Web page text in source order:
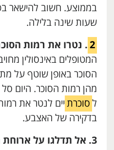
בממוצע. חשוב להישאר
שעות שינה בלילה.
2. נטרו את רמות
המטופלים באינסולין
הסוכר באופן שוטף על
מהן רמות הסוכר. היום
ל סוכרת יים לנטר את
בדקירה של האצבע.
3. אל תדלגו על ארוחת הבוקר